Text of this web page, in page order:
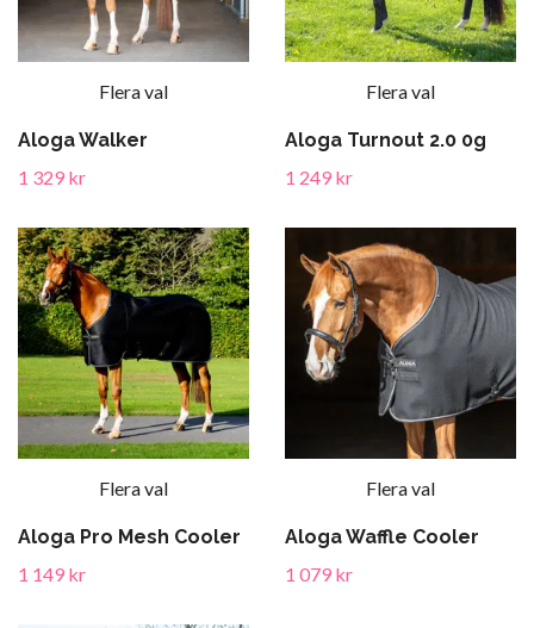
Flera val
Aloga Walker
1 329 kr
Flera val
Aloga Turnout 2.0 0g
1 249 kr
Flera val
Aloga Pro Mesh Cooler
1 149 kr
Flera val
Aloga Waffle Cooler
1 079 kr